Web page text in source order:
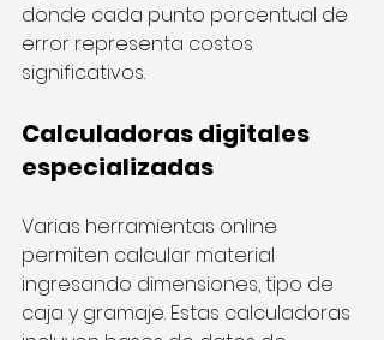
donde cada punto porcentual de
error representa costos
significativos.
Calculadoras digitales
especializadas
Varias herramientas online
permiten calcular material
ingresando dimensiones, tipo de
caja y gramaje. Estas calculadoras